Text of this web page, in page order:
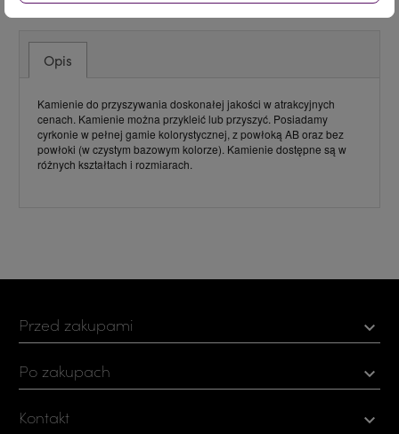
Opis
Kamienie do przyszywania doskonałej jakości w atrakcyjnych
cenach. Kamienie można przykleić lub przyszyć. Posiadamy
cyrkonie w pełnej gamie kolorystycznej, z powłoką AB oraz bez
powłoki (w czystym bazowym kolorze). Kamienie dostępne są w
różnych kształtach i rozmiarach.
Przed zakupami 
Po zakupach 
Kontakt 